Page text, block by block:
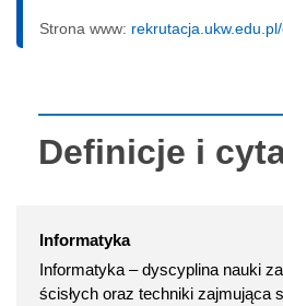
Strona www:
Definicje i
Informatyka
Informatyka – dyscyplina nauki
ścisłych oraz techniki zajmująca